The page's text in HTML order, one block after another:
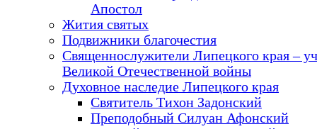
Апостол
Жития святых
Подвижники благочестия
Священнослужители Липецкого края –
Великой Отечественной войны
Духовное наследие Липецкого края
Святитель Тихон Задонский
Преподобный Силуан Афонский